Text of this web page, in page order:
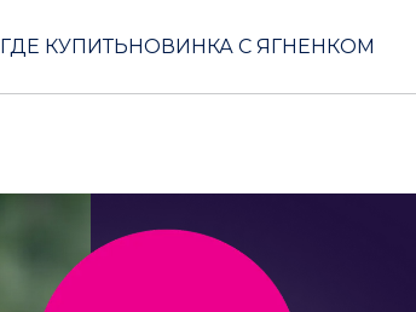
ГДЕ КУПИТЬНОВИНКА С ЯГНЕНКОМ